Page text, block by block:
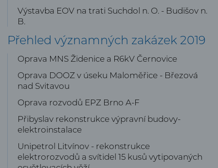
Výstavba EOV na trati Suchdol n. O. - Budišov n.
B.
Přehled významných zakázek 2019
Oprava MNS Židenice a R6kV Černovice
Oprava DOOZ v úseku Maloměřice - Březová
nad Svitavou
Oprava rozvodů EPZ Brno A-F
Přibyslav rekonstrukce výpravní budovy-
elektroinstalace
Unipetrol Litvínov - rekonstrukce
elektrorozvodů a svítidel 15 kusů vytipovaných